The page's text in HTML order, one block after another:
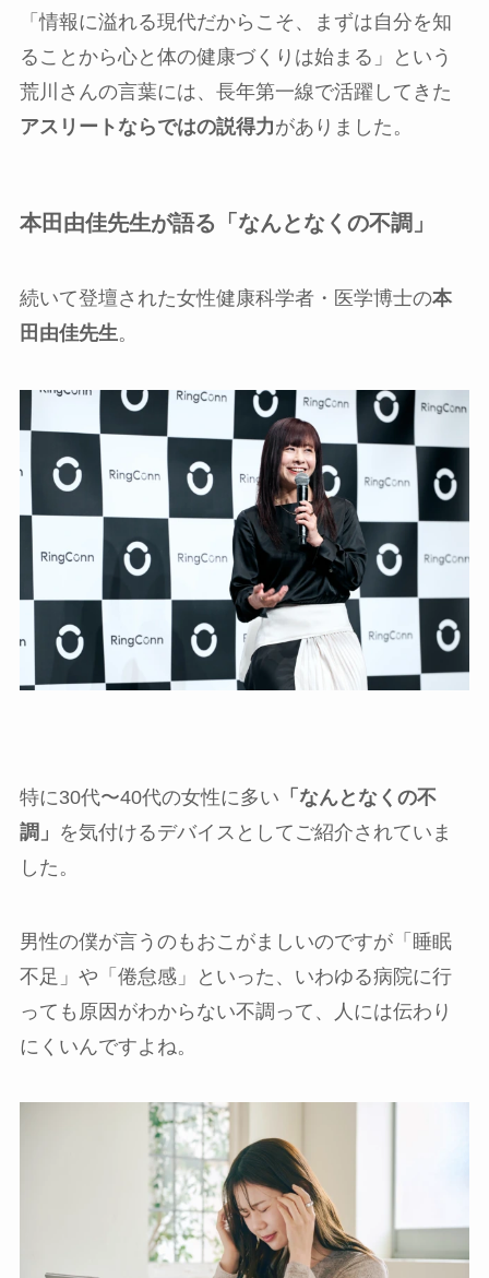
「情報に溢れる現代だからこそ、まずは自分を知
ることから心と体の健康づくりは始まる」という
荒川さんの言葉には、長年第一線で活躍してきた
アスリートならではの説得力がありました。
本田由佳先生が語る「なんとなくの不調」
続いて登壇された女性健康科学者・医学博士の本
田由佳先生。
特に30代〜40代の女性に多い 「なんとなくの不
調」 を気付けるデバイスとしてご紹介されていま
した。
男性の僕が言うのもおこがましいのですが「睡眠
不足」や「倦怠感」といった、いわゆる病院に行
っても原因がわからない不調って、人には伝わり
にくいんですよね。